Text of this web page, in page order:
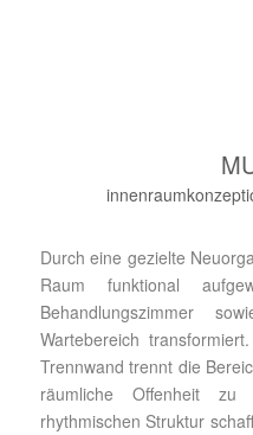
Durch eine gezielte
Raum funktional
Behandlungszimmer
Wartebereich
Trennwand trennt die
räumliche Offenheit
rhythmischen Struktur